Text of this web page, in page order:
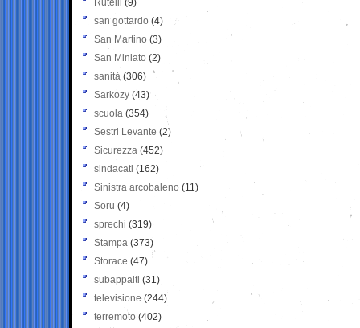
Rutelli (9)
san gottardo (4)
San Martino (3)
San Miniato (2)
sanità (306)
Sarkozy (43)
scuola (354)
Sestri Levante (2)
Sicurezza (452)
sindacati (162)
Sinistra arcobaleno (11)
Soru (4)
sprechi (319)
Stampa (373)
Storace (47)
subappalti (31)
televisione(244)
terremoto (402)